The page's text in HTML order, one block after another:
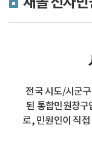
전국 시도/시군
된 통합민원창구
로, 민원인이 직